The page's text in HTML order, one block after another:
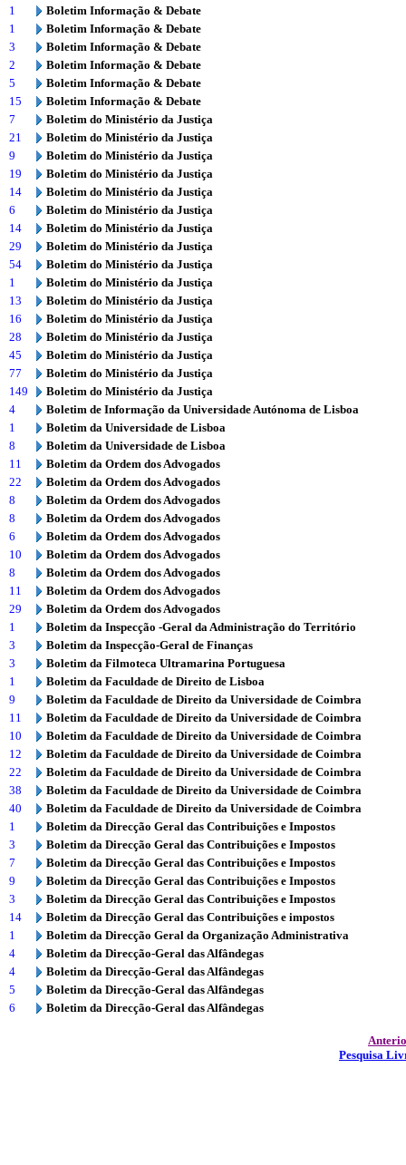
1
Boletim Informação & Debate
1
Boletim Informação & Debate
3
Boletim Informação & Debate
2
Boletim Informação & Debate
5
Boletim Informação & Debate
15
Boletim Informação & Debate
7
Boletim do Ministério da Justiça
21
Boletim do Ministério da Justiça
9
Boletim do Ministério da Justiça
19
Boletim do Ministério da Justiça
14
Boletim do Ministério da Justiça
6
Boletim do Ministério da Justiça
14
Boletim do Ministério da Justiça
29
Boletim do Ministério da Justiça
54
Boletim do Ministério da Justiça
1
Boletim do Ministério da Justiça
13
Boletim do Ministério da Justiça
16
Boletim do Ministério da Justiça
28
Boletim do Ministério da Justiça
45
Boletim do Ministério da Justiça
77
Boletim do Ministério da Justiça
149
Boletim do Ministério da Justiça
4
Boletim de Informação da Universidade Autónoma de Lisboa
1
Boletim da Universidade de Lisboa
8
Boletim da Universidade de Lisboa
11
Boletim da Ordem dos Advogados
22
Boletim da Ordem dos Advogados
8
Boletim da Ordem dos Advogados
8
Boletim da Ordem dos Advogados
6
Boletim da Ordem dos Advogados
10
Boletim da Ordem dos Advogados
8
Boletim da Ordem dos Advogados
11
Boletim da Ordem dos Advogados
29
Boletim da Ordem dos Advogados
1
Boletim da Inspecção -Geral da Administração do Território
3
Boletim da Inspecção-Geral de Finanças
3
Boletim da Filmoteca Ultramarina Portuguesa
1
Boletim da Faculdade de Direito de Lisboa
9
Boletim da Faculdade de Direito da Universidade de Coimbra
11
Boletim da Faculdade de Direito da Universidade de Coimbra
10
Boletim da Faculdade de Direito da Universidade de Coimbra
12
Boletim da Faculdade de Direito da Universidade de Coimbra
22
Boletim da Faculdade de Direito da Universidade de Coimbra
38
Boletim da Faculdade de Direito da Universidade de Coimbra
40
Boletim da Faculdade de Direito da Universidade de Coimbra
1
Boletim da Direcção Geral das Contribuições e Impostos
3
Boletim da Direcção Geral das Contribuições e Impostos
7
Boletim da Direcção Geral das Contribuições e Impostos
9
Boletim da Direcção Geral das Contribuições e Impostos
3
Boletim da Direcção Geral das Contribuições e Impostos
14
Boletim da Direcção Geral das Contribuições e impostos
1
Boletim da Direcção Geral da Organização Administrativa
4
Boletim da Direcção-Geral das Alfândegas
4
Boletim da Direcção-Geral das Alfândegas
5
Boletim da Direcção-Geral das Alfândegas
6
Boletim da Direcção-Geral das Alfândegas
Pesquisa